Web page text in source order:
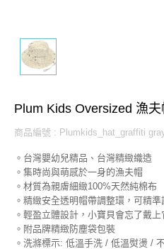
Plum Kids Oversized 漁
商品編號 : Plumkids_hat_graffiti
。台灣嬰幼兒精品、台灣精緻織造
。集時尚與萌感於一身的漁夫帽
。材質為親膚細緻100%天然純棉布
。精緻安全透明帽帶調整環，可精
。輕盈立體設計，小寶貝會忘了戴
。附品牌精緻防塵袋包裝
。洗滌標示: 低溫手洗 / 低溫熨燙 /